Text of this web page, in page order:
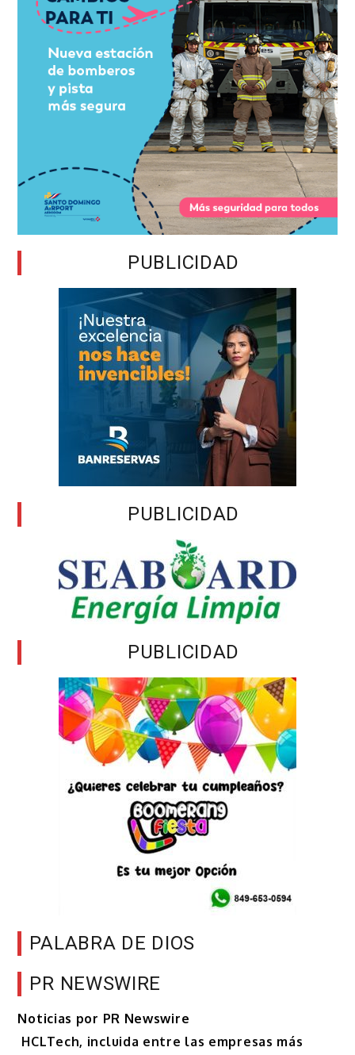
PUBLICIDAD
PUBLICIDAD
PUBLICIDAD
PALABRA DE DIOS
PR NEWSWIRE
Noticias por PR Newswire
HCLTech, incluida entre las empresas más